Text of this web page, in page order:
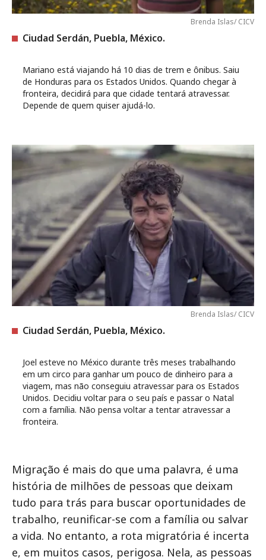
Brenda Islas/ CICV
Ciudad Serdán, Puebla, México.
Mariano está viajando há 10 dias de trem e ônibus. Saiu
de Honduras para os Estados Unidos. Quando chegar à
fronteira, decidirá para que cidade tentará atravessar.
Depende de quem quiser ajudá-lo.
Brenda Islas/ CICV
Ciudad Serdán, Puebla, México.
Joel esteve no México durante três meses trabalhando
em um circo para ganhar um pouco de dinheiro para a
viagem, mas não conseguiu atravessar para os Estados
Unidos. Decidiu voltar para o seu país e passar o Natal
com a família. Não pensa voltar a tentar atravessar a
fronteira.
Migração é mais do que uma palavra, é uma
história de milhões de pessoas que deixam
tudo para trás para buscar oportunidades de
trabalho, reunificar-se com a família ou salvar
a vida. No entanto, a rota migratória é incerta
e, em muitos casos, perigosa. Nela, as pessoas